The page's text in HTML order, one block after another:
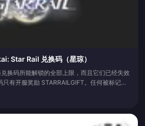
Star Rail 兑换码（星琼）
换码所能解锁的全部上限，而且它们已经失效
有开服奖励 STARRAILGIFT。任何被标记为
时内就会失效。至于让你找到这里的搜索词